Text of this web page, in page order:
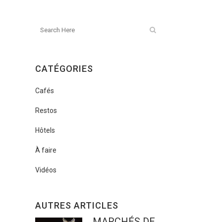
CATÉGORIES
Cafés
Restos
Hôtels
À faire
Vidéos
AUTRES ARTICLES